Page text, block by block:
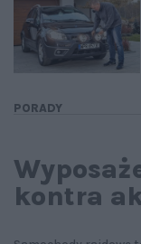
PORADY
kontra